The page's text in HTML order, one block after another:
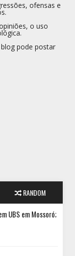
ofensas e
o uso
pode postar
RANDOM
UBS em Mossoró;